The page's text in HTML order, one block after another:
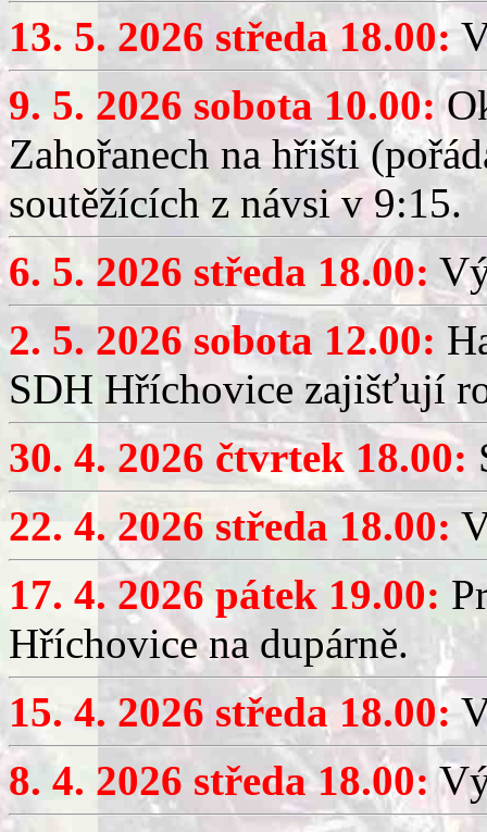
13. 5. 2026 středa 18.00:
9. 5. 2026 sobota 10.00:
Zahořanech na hřišti
soutěžících z návsi v 9:15.
6. 5. 2026 středa 18.00:
2. 5. 2026 sobota 12.00:
SDH Hříchovice zajišťují
30. 4. 2026 čtvrtek 18.00:
22. 4. 2026 středa 18.00:
17. 4. 2026 pátek 19.00:
Hříchovice na dupárně.
15. 4. 2026 středa 18.00:
8. 4. 2026 středa 18.00: